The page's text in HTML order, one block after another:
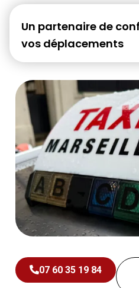
Un partenaire de
vos déplacements​
07 60 35 19 84